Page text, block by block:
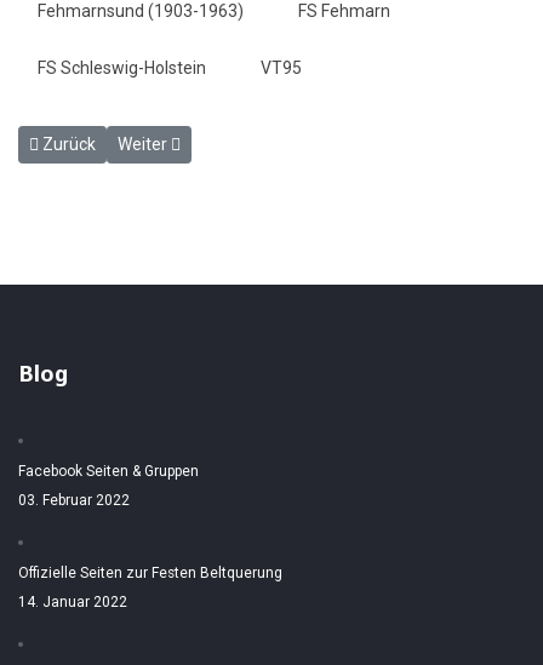
Fehmarnsund (1903-1963) FS Fehmarn
FS Schleswig-Holstein VT95
Vorheriger Beitrag: Sonderfahrten der Sundfähre "Schleswig-
Zurück Nächster Beitrag: Wintersturm in Fehmarnsund am 14.
Weiter
Blog
Facebook Seiten & Gruppen
03. Februar 2022
Offizielle Seiten zur Festen Beltquerung
14. Januar 2022